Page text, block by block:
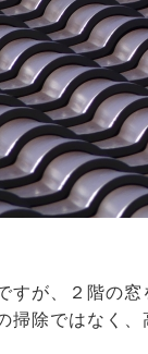
すが、２階の
掃除ではなく